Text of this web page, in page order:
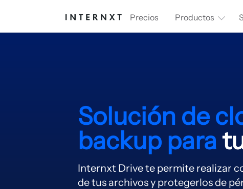
Precios Productos
Solución de
backup para
Internxt Drive te permite realizar
de tus archivos y protegerlos de